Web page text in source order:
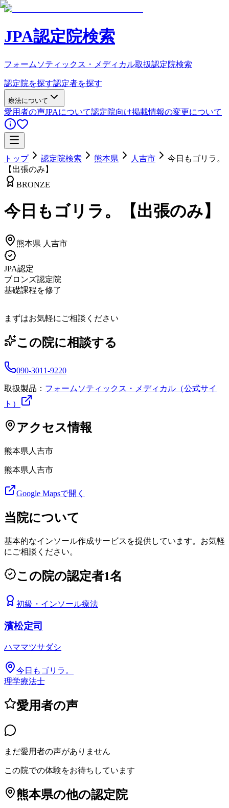
JPA認定院検索
フォームソティックス・メディカル取扱認定院検索
認定院を探す認定者を探す
療法について
愛用者の声JPAについて認定院向け掲載情報の変更について
トップ 認定院検索 熊本県 人吉市
今日もゴリラ。
【出張のみ】
BRONZE
今日もゴリラ。【出張のみ】
熊本県 人吉市
JPA認定
ブロンズ認定院
基礎課程を修了
まずはお気軽にご相談ください
この院に相談する
090-3011-9220
取扱製品： フォームソティックス・メディカル（公式サイ
ト）
アクセス情報
熊本県 人吉市
熊本県人吉市
Google Mapsで開く
当院について
基本的なインソール作成サービスを提供しています。お気軽
にご相談ください。
この院の認定者1名
初級 ・ インソール療法
濱松定司
ハママツサダシ
今日もゴリラ。
理学療法士
愛用者の声
まだ愛用者の声がありません
この院での体験をお待ちしています
熊本県の他の認定院